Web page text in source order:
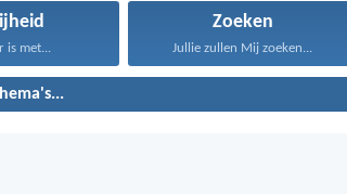
is met...
Zoeken
Jullie zullen Mij zoeken...